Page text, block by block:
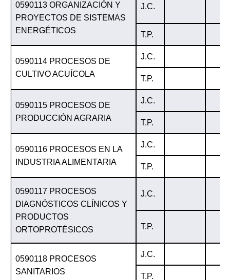
0590113 ORGANIZACIÓN Y
PROYECTOS DE SISTEMAS
ENERGÉTICOS
J.C.
T.P.
0590114 PROCESOS DE
CULTIVO ACUÍCOLA
J.C.
T.P.
0590115 PROCESOS DE
PRODUCCIÓN AGRARIA
J.C.
T.P.
0590116 PROCESOS EN LA
INDUSTRIA ALIMENTARIA
J.C.
T.P.
0590117 PROCESOS
DIAGNÓSTICOS CLÍNICOS Y
PRODUCTOS
ORTOPROTÉSICOS
J.C.
T.P.
0590118 PROCESOS
SANITARIOS
J.C.
T.P.